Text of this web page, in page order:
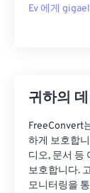
Ev 에게
귀하의
FreeConvert
하게 보호합
디오, 문서 등
보호합니다.
모니터링을